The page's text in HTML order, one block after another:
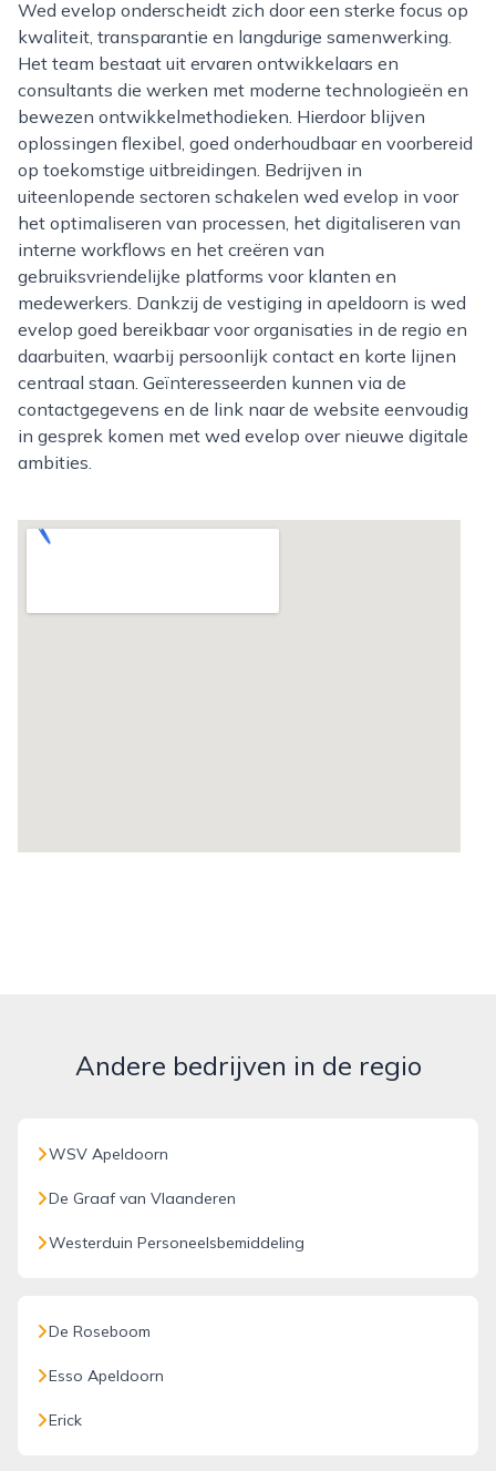
Wed evelop onderscheidt zich door een sterke focus op
kwaliteit, transparantie en langdurige samenwerking.
Het team bestaat uit ervaren ontwikkelaars en
consultants die werken met moderne technologieën en
bewezen ontwikkelmethodieken. Hierdoor blijven
oplossingen flexibel, goed onderhoudbaar en voorbereid
op toekomstige uitbreidingen. Bedrijven in
uiteenlopende sectoren schakelen wed evelop in voor
het optimaliseren van processen, het digitaliseren van
interne workflows en het creëren van
gebruiksvriendelijke platforms voor klanten en
medewerkers. Dankzij de vestiging in apeldoorn is wed
evelop goed bereikbaar voor organisaties in de regio en
daarbuiten, waarbij persoonlijk contact en korte lijnen
centraal staan. Geïnteresseerden kunnen via de
contactgegevens en de link naar de website eenvoudig
in gesprek komen met wed evelop over nieuwe digitale
ambities.
Andere bedrijven in de regio
WSV Apeldoorn
De Graaf van Vlaanderen
Westerduin Personeelsbemiddeling
De Roseboom
Esso Apeldoorn
Erick